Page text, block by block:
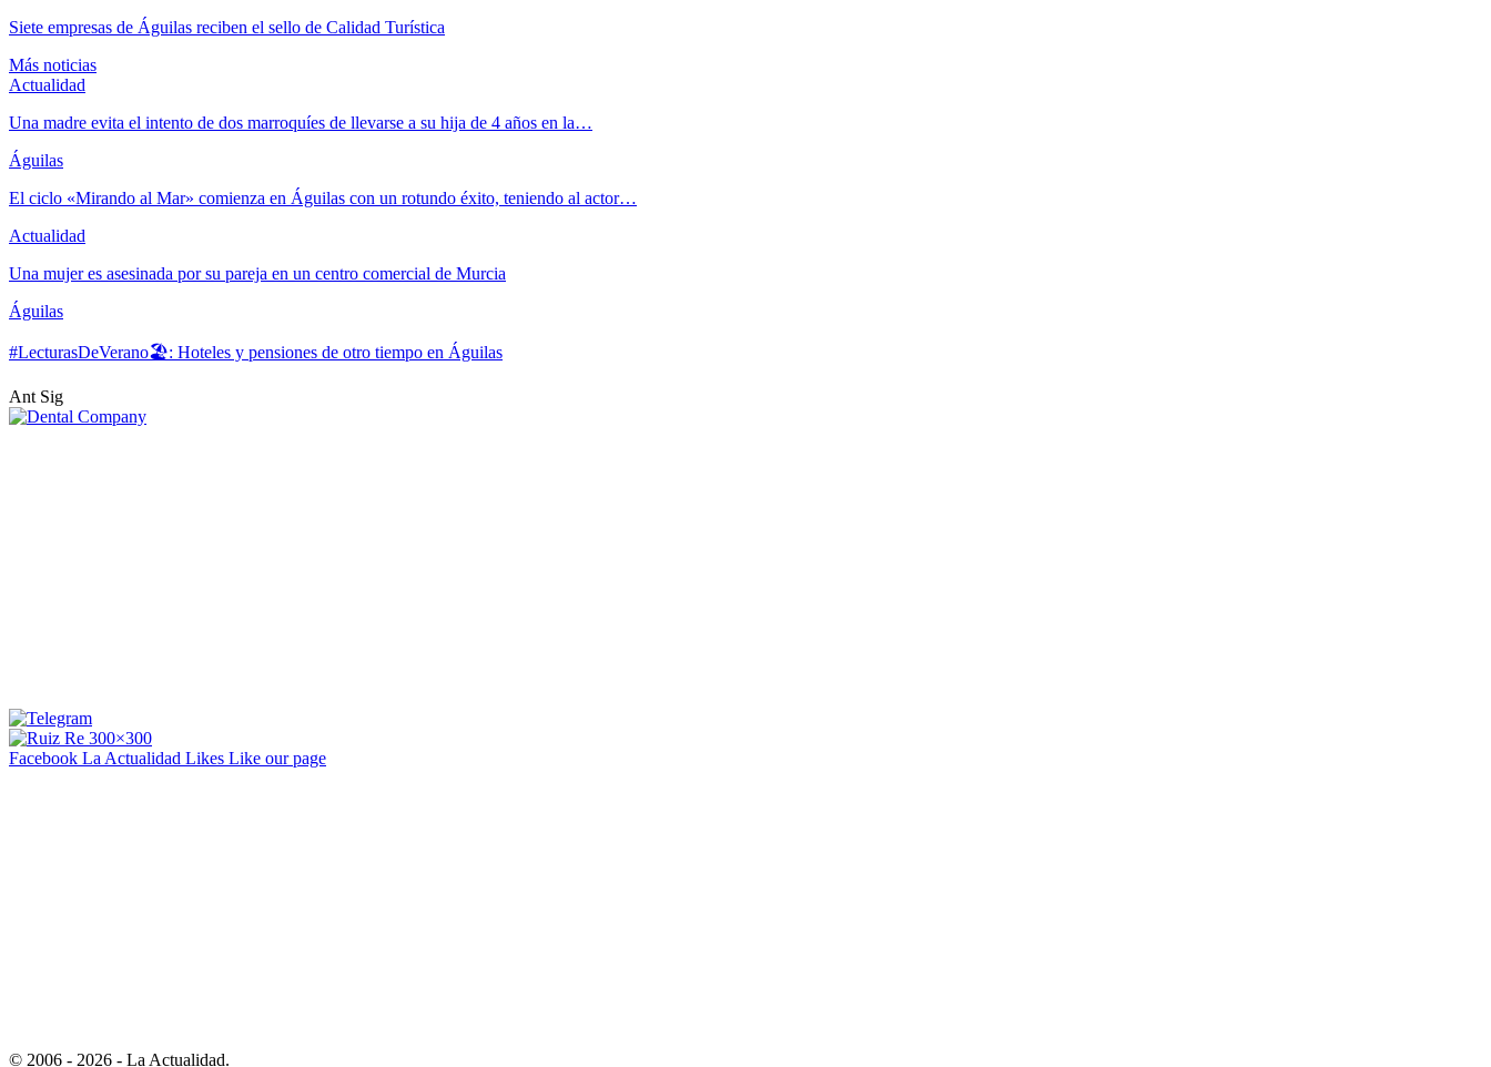
Siete empresas de Águilas reciben el sello de Calidad Turística
Más noticias
Actualidad
Una madre evita el intento de dos marroquíes de llevarse a su hija de 4 años en la…
Águilas
El ciclo «Mirando al Mar» comienza en Águilas con un rotundo éxito, teniendo al actor…
Actualidad
Una mujer es asesinada por su pareja en un centro comercial de Murcia
Águilas
#LecturasDeVerano🏖: Hoteles y pensiones de otro tiempo en Águilas
Ant Sig
Facebook La Actualidad Likes Like our page
© 2006 - 2026 - La Actualidad.